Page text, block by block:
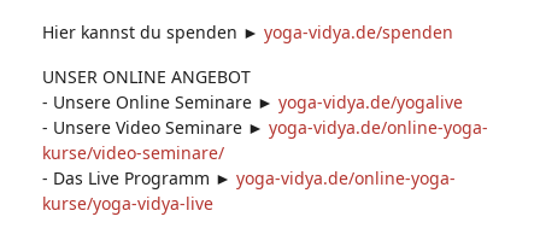
Hier kannst du spenden ► yoga-vidya.de/spenden​
UNSER ONLINE ANGEBOT
- Unsere Online Seminare ► yoga-vidya.de/yogalive
- Unsere Video Seminare ► yoga-vidya.de/online-yoga-
kurse/video-seminare/
- Das Live Programm ► yoga-vidya.de/online-yoga-
kurse/yoga-vidya-live